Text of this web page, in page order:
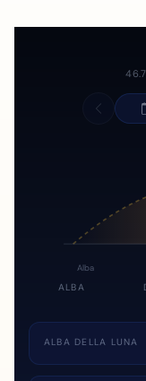
Alba
ALBA
ALBA DELLA LUNA